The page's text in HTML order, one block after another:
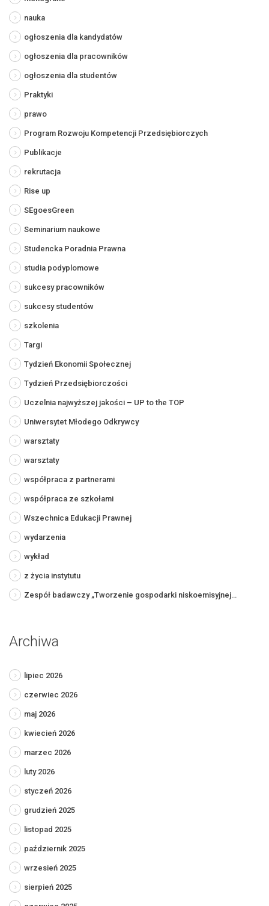
nauka
ogłoszenia dla kandydatów
ogłoszenia dla pracowników
ogłoszenia dla studentów
Praktyki
prawo
Program Rozwoju Kompetencji Przedsiębiorczych
Publikacje
rekrutacja
Rise up
SEgoesGreen
Seminarium naukowe
Studencka Poradnia Prawna
studia podyplomowe
sukcesy pracowników
sukcesy studentów
szkolenia
Targi
Tydzień Ekonomii Społecznej
Tydzień Przedsiębiorczości
Uczelnia najwyższej jakości – UP to the TOP
Uniwersytet Młodego Odkrywcy
warsztaty
warsztaty
współpraca z partnerami
współpraca ze szkołami
Wszechnica Edukacji Prawnej
wydarzenia
wykład
z życia instytutu
Zespół badawczy „Tworzenie gospodarki niskoemisyjnej…
Archiwa
lipiec 2026
czerwiec 2026
maj 2026
kwiecień 2026
marzec 2026
luty 2026
styczeń 2026
grudzień 2025
listopad 2025
październik 2025
wrzesień 2025
sierpień 2025